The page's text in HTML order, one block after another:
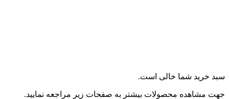
سبد خرید شما خالی است.
جهت مشاهده محصولات بیشتر به صفحات زیر مراجعه نمایید.